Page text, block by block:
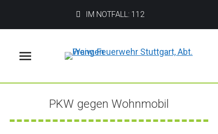
IM NOTFALL: 112
PKW gegen Wohnmobil
Sie befinden sich hier: